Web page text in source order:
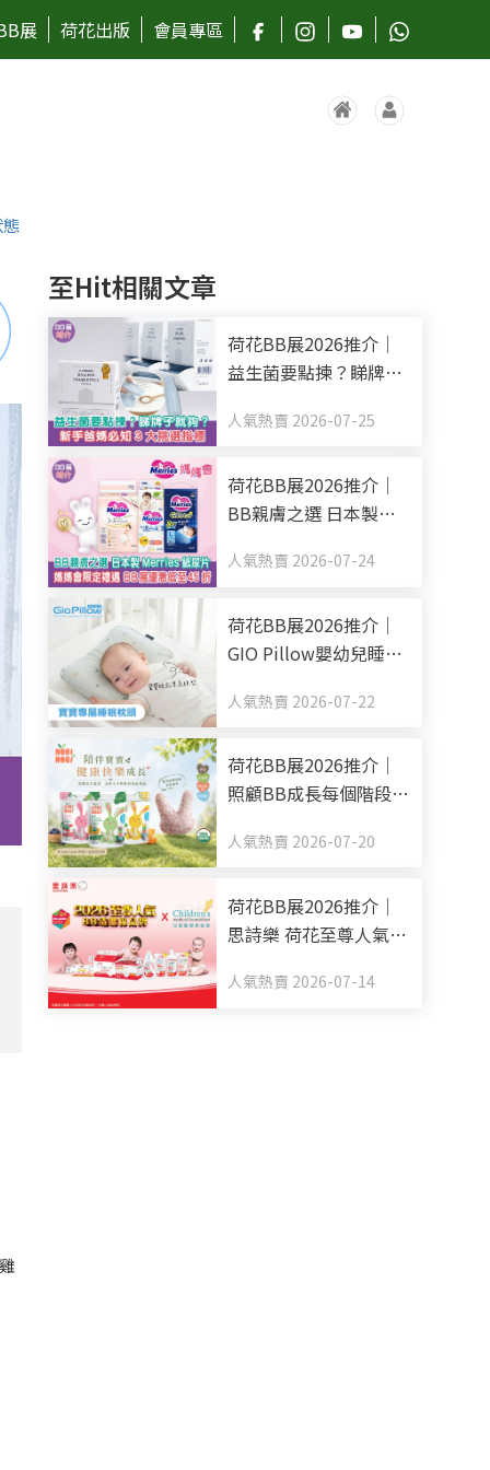
展 荷花出版 會員專區
至Hit相關文章
荷花BB展2026推介｜
益生菌要點揀？睇牌子
大挑選指標
人氣熱賣 2026-07-25
荷花BB展2026推介｜
BB親膚之選 日本製
限定禮遇 BB展優惠低
人氣熱賣 2026-07-24
荷花BB展2026推介｜
GIO Pillow嬰幼兒睡眠
車 全方面貼心呵護BB
人氣熱賣 2026-07-22
荷花BB展2026推介｜
照顧BB成長每個階段
零食副食品有機之選
人氣熱賣 2026-07-20
荷花BB展2026推介｜
思詩樂 荷花至尊人氣
媽媽福袋 一同為善最樂
人氣熱賣 2026-07-14